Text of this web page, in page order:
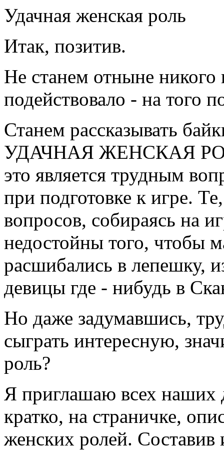
Удачная женская роль
Итак, позитив.
Не станем отныне никого
подействовало - на того
Станем рассказывать
УДАЧНАЯ ЖЕНСКАЯ
это является трудным
при подготовке к игре.
вопросов, собираясь на
недостойны того, чтобы
расшибались в лепешку,
девицы где - нибудь в
Но даже задумавшись,
сыграть интересную,
роль?
Я приглашаю всех наших
кратко, на страничке,
женских ролей. Составив